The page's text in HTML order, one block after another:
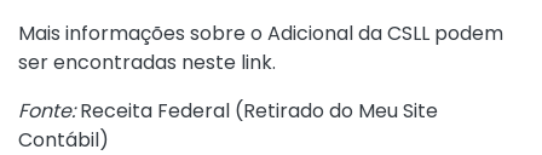
Mais informações sobre o Adicional da CSLL podem
ser encontradas neste link.
Fonte:Receita Federal (Retirado do Meu Site
Contábil)